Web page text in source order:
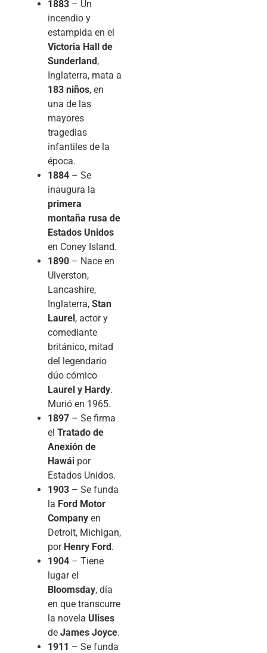
1883 – Un
incendio y
estampida en el
Victoria Hall de
Sunderland,
Inglaterra, mata a
183 niños, en
una de las
mayores
tragedias
infantiles de la
época.
1884 – Se
inaugura la
primera
montaña rusa de
Estados Unidos
en Coney Island.
1890 – Nace en
Ulverston,
Lancashire,
Inglaterra, Stan
Laurel, actor y
comediante
británico, mitad
del legendario
dúo cómico
Laurel y Hardy.
Murió en 1965.
1897 – Se firma
el Tratado de
Anexión de
Hawái por
Estados Unidos.
1903 – Se funda
la Ford Motor
Company en
Detroit, Michigan,
por Henry Ford.
1904 – Tiene
lugar el
Bloomsday, día
en que transcurre
la novela Ulises
de James Joyce.
1911 – Se funda